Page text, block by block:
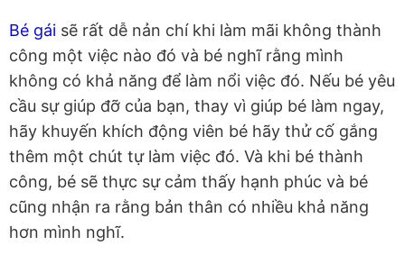
Bé gái sẽ rất dễ nản chí khi làm mãi không thành
công một việc nào đó và bé nghĩ rằng mình
không có khả năng để làm nổi việc đó. Nếu bé yêu
cầu sự giúp đỡ của bạn, thay vì giúp bé làm ngay,
hãy khuyến khích động viên bé hãy thử cố gắng
thêm một chút tự làm việc đó. Và khi bé thành
công, bé sẽ thực sự cảm thấy hạnh phúc và bé
cũng nhận ra rằng bản thân có nhiều khả năng
hơn mình nghĩ.